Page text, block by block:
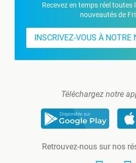
Recevez en temps réel
nouveautés de
INSCRIVEZ-VOUS À NOTRE
Téléchargez notre
Retrouvez-nous sur nos